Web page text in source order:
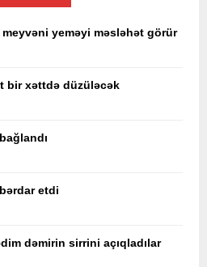
yeməyi məsləhət görür
bir xəttdə düzüləcək
etdi
dəmirin sirrini açıqladılar